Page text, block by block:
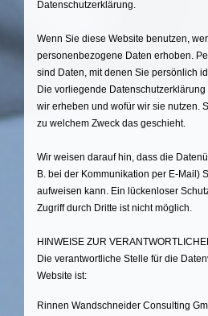
Datenschutzerklärung.
Wenn Sie diese Website benutzen,
personenbezogene Daten erhoben.
sind Daten, mit denen Sie persönlich
Die vorliegende
wir erheben und wofür wir sie nutzen.
zu welchem Zweck das geschieht.
Wir weisen darauf hin, dass die
B. bei der Kommunikation per E-Mail)
aufweisen kann. Ein lückenloser
Zugriff durch Dritte ist nicht möglich.
HINWEISE ZUR
Die verantwortliche Stelle für die
Website ist:
Rinnen Wandschneider Consulting